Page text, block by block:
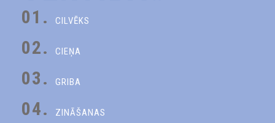
01. CILVĒKS
02. CIEŅA
03. GRIBA
04. ZINĀŠANAS